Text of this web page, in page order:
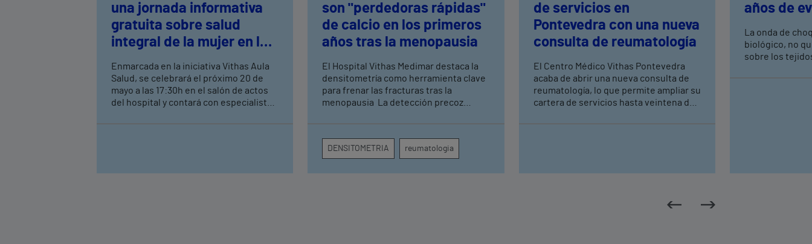
una jornada informativa
gratuita sobre salud
integral de la mujer en la
transición hacia la
menopausia
Enmarcada en la iniciativa Vithas Aula
Salud, se celebrará el próximo 20 de
mayo a las 17:30h en el salón de actos
del hospital y contará con especialistas
son "perdedoras rápidas"
de calcio en los primeros
años tras la menopausia
El Hospital Vithas Medimar destaca la
densitometría como herramienta clave
para frenar las fracturas tras la
menopausia La detección precoz
aparezca la primera fractura vertebral o
de cadera
DENSITOMETRIA reumatologia
de servicios en
Pontevedra con una nueva
consulta de reumatología
El Centro Médico Vithas Pontevedra
acaba de abrir una nueva consulta de
reumatología, lo que permite ampliar su
cartera de servicios hasta veintena de
años de
La onda de
biológico, no
sobre los